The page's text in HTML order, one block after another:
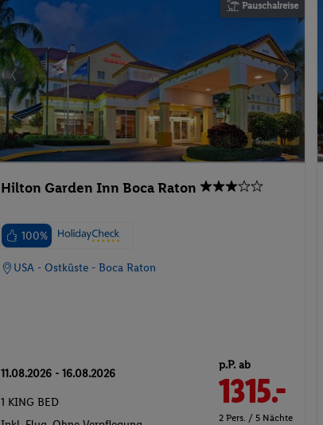
Pauschalreise
Hilton Garden Inn Boca Raton
100%
USA - Ostküste - Boca Raton
11.08.2026 - 16.08.2026
1 KING BED
p.P. ab
1315.-
2 Pers. / 5 Nächte